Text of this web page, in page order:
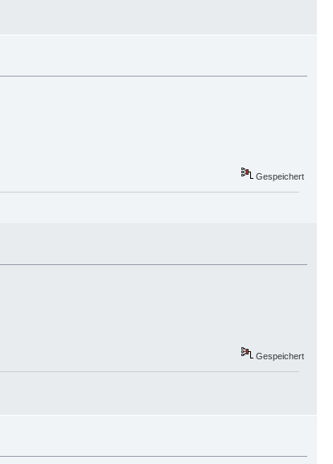
Gespeichert
Gespeichert